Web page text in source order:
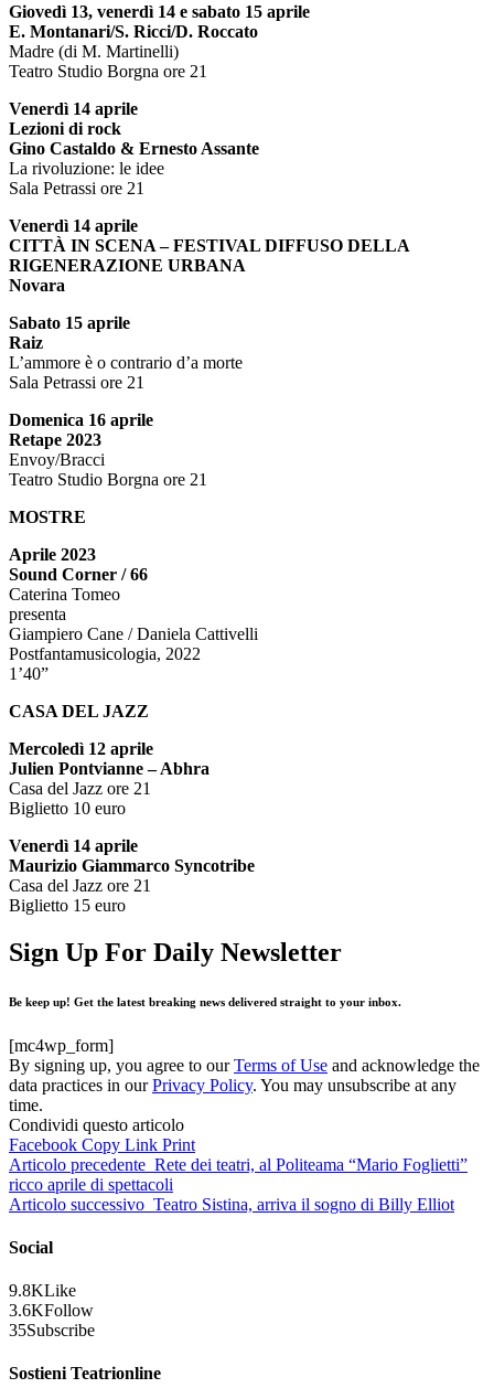
Giovedì 13, venerdì 14 e sabato 15 aprile
E. Montanari/S. Ricci/D. Roccato
Madre (di M. Martinelli)
Teatro Studio Borgna ore 21
Venerdì 14 aprile
Lezioni di rock
Gino Castaldo & Ernesto Assante
La rivoluzione: le idee
Sala Petrassi ore 21
Venerdì 14 aprile
CITTÀ IN SCENA – FESTIVAL DIFFUSO DELLA
RIGENERAZIONE URBANA
Novara
Sabato 15 aprile
Raiz
L’ammore è o contrario d’a morte
Sala Petrassi ore 21
Domenica 16 aprile
Retape 2023
Envoy/Bracci
Teatro Studio Borgna ore 21
MOSTRE
Aprile 2023
Sound Corner / 66
Caterina Tomeo
presenta
Giampiero Cane / Daniela Cattivelli
Postfantamusicologia, 2022
1’40”
CASA DEL JAZZ
Mercoledì 12 aprile
Julien Pontvianne – Abhra
Casa del Jazz ore 21
Biglietto 10 euro
Venerdì 14 aprile
Maurizio Giammarco Syncotribe
Casa del Jazz ore 21
Biglietto 15 euro
Sign Up For Daily Newsletter
Be keep up! Get the latest breaking news delivered straight to your inbox.
[mc4wp_form]
By signing up, you agree to ourTerms of Use and acknowledge the
data practices in ourPrivacy Policy. You may unsubscribe at any
time.
Condividi questo articolo
Facebook Copy Link Print
Articolo precedente Rete dei teatri, al Politeama “Mario Foglietti”
ricco aprile di spettacoli
Articolo successivo Teatro Sistina, arriva il sogno di Billy Elliot
Social
9.8KLike
3.6KFollow
35Subscribe
Sostieni Teatrionline